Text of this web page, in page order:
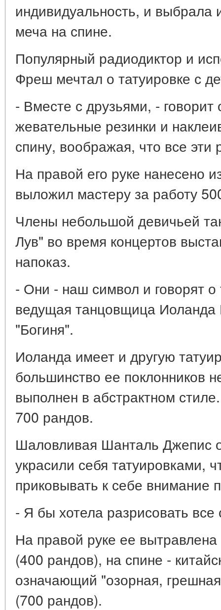
индивидуальность, и выбрала
меча на спине.
Популярный радиодиктор и
Фреш мечтал о татуировке с
- Вместе с друзьями, -
жевательные резинки и
спину, воображая, что все эти
На правой его руке нанесено
выложил мастеру за работу
Члены небольшой девичьей
Лув" во время концертов
напоказ.
- Они - наш символ и говорят
ведущая танцовщица
"Богиня".
Иоланда имеет и другую
большинство ее поклонников
выполнен в абстрактном
700 рандов.
Шаловливая Шанталь Джепис
украсили себя татуировками,
приковывать к себе внимание
- Я бы хотела разрисовать
На правой руке ее
(400 рандов), на спине -
означающий "озорная,
(700 рандов).